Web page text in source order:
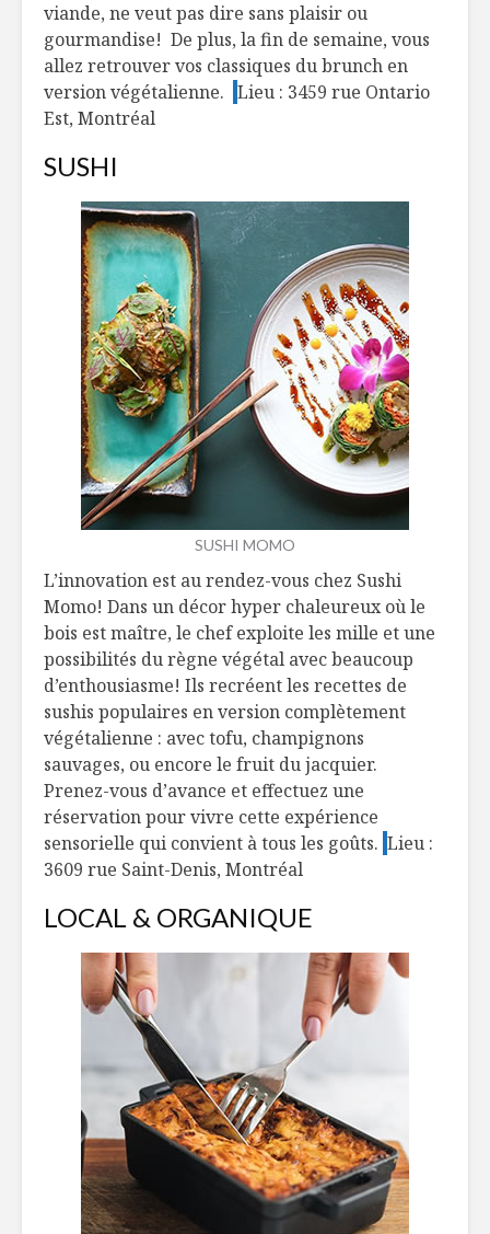
viande, ne veut pas dire sans plaisir ou
gourmandise! De plus, la fin de semaine, vous
allez retrouver vos classiques du brunch en
version végétalienne. Lieu : 3459 rue Ontario
Est, Montréal
SUSHI
SUSHI MOMO
L’innovation est au rendez-vous chez Sushi
Momo! Dans un décor hyper chaleureux où le
bois est maître, le chef exploite les mille et une
possibilités du règne végétal avec beaucoup
d’enthousiasme! Ils recréent les recettes de
sushis populaires en version complètement
végétalienne : avec tofu, champignons
sauvages, ou encore le fruit du jacquier.
Prenez-vous d’avance et effectuez une
réservation pour vivre cette expérience
sensorielle qui convient à tous les goûts. Lieu :
3609 rue Saint-Denis, Montréal
LOCAL & ORGANIQUE